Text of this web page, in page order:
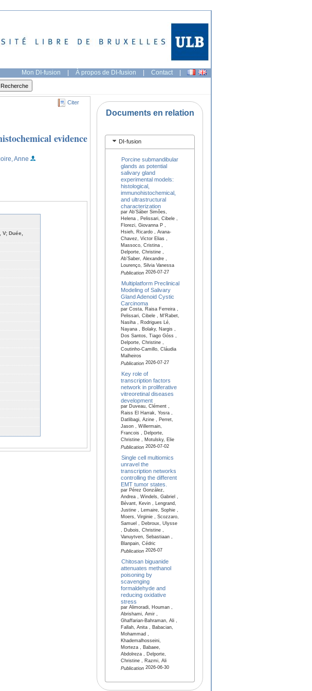
Mon DI-fusion | À propos de DI-fusion | Contact |
Citer
evidence
Anne
Duée,
Documents en relation
DI-fusion
Porcine submandibular
glands as potential
salivary gland
experimental models:
histological,
immunohistochemical,
and ultrastructural
characterization
par Ab’Sáber Simões,
Helena , Pelissari, Cibele ,
Florezi, Giovanna P ,
Hsieh, Ricardo , Arana-
Chavez, Victor Elias ,
Massoco, Cristina ,
Delporte, Christine ,
Ab’Saber, Alexandre ,
Lourenço, Silvia Vanessa
Publication2026-07-27
Multiplatform Preclinical
Modeling of Salivary
Gland Adenoid Cystic
Carcinoma
par Costa, Raisa Ferreira ,
Pelissari, Cibele , M'Rabet,
Nasiha , Rodrigues Lé,
Nayana , Bolaky, Nargis ,
Dos Santos, Tiago Góss ,
Delporte, Christine ,
Coutinho-Camillo, Cláudia
Malheiros
Publication2026-07-27
Key role of
transcription factors
network in proliferative
vitreoretinal diseases
development
par Duveau, Clément ,
Raiss El Harrak, Yosra ,
Datlibagi, Azine , Perret,
Jason , Willermain,
Francois , Delporte,
Christine , Motulsky, Elie
Publication2026-07-02
Single cell multiomics
unravel the
transcription networks
controlling the different
EMT tumor states.
par Pérez González,
Andrea , Windels, Gabriel ,
Bévant, Kevin , Lengrand,
Justine , Lemaire, Sophie ,
Moers, Virginie , Scozzaro,
Samuel , Debroux, Ulysse
, Dubois, Christine ,
Vanuytven, Sebastiaan ,
Blanpain, Cédric
Publication2026-07
Chitosan biguanide
attenuates methanol
poisoning by
scavenging
formaldehyde and
reducing oxidative
stress
par Alimoradi, Houman ,
Abrishami, Amir ,
Ghaffarian-Bahraman, Ali ,
Fallah, Anita , Babacian,
Mohammad ,
Khademalhosseini,
Morteza , Babaee,
Abdolreza , Delporte,
Christine , Razmi, Ali
Publication2026-06-30